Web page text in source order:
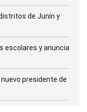
de Junín y
escolares y anuncia
presidente de